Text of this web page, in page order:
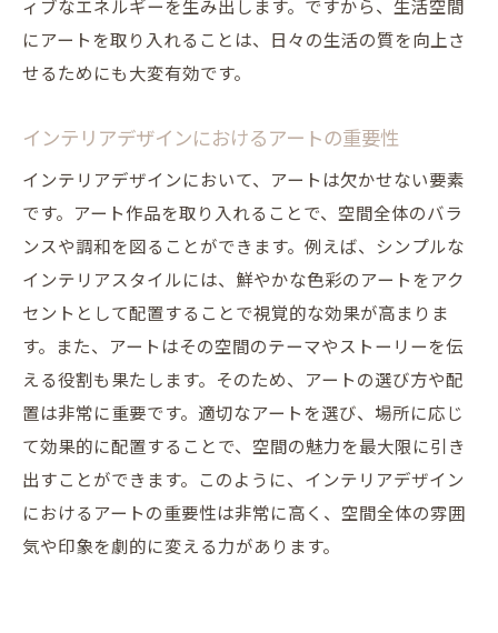
ィブなエネルギーを生み出します。ですから、生活空間
にアートを取り入れることは、日々の生活の質を向上さ
せるためにも大変有効です。
インテリアデザインにおけるアートの重要性
インテリアデザインにおいて、アートは欠かせない要素
です。アート作品を取り入れることで、空間全体のバラ
ンスや調和を図ることができます。例えば、シンプルな
インテリアスタイルには、鮮やかな色彩のアートをアク
セントとして配置することで視覚的な効果が高まりま
す。また、アートはその空間のテーマやストーリーを伝
える役割も果たします。そのため、アートの選び方や配
置は非常に重要です。適切なアートを選び、場所に応じ
て効果的に配置することで、空間の魅力を最大限に引き
出すことができます。このように、インテリアデザイン
におけるアートの重要性は非常に高く、空間全体の雰囲
気や印象を劇的に変える力があります。